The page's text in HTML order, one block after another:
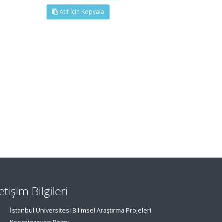
Atıf İçin Kopyala
Bilgileri
İstanbul Üniversitesi Bilimsel Araştırma Projeleri